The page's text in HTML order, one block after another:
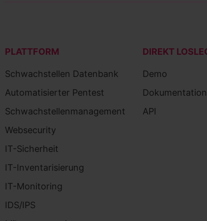
PLATTFORM
Schwachstellen Datenbank
Automatisierter Pentest
Schwachstellenmanagement
Websecurity
IT-Sicherheit
IT-Inventarisierung
IT-Monitoring
IDS/IPS
DIREKT
Demo
Dokumentation
API